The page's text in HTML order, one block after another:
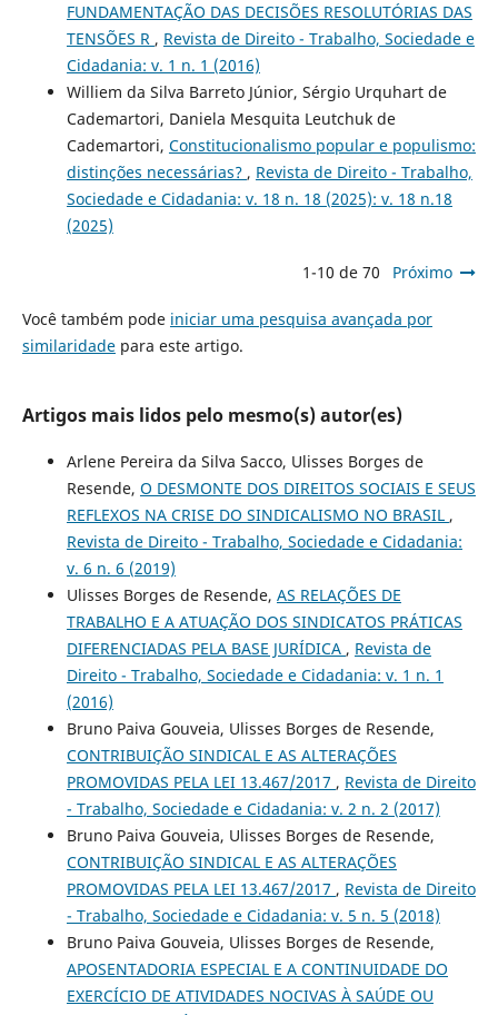
FUNDAMENTAÇÃO DAS DECISÕES RESOLUTÓRIAS DAS
TENSÕES R , Revista de Direito - Trabalho, Sociedade e
Cidadania: v. 1 n. 1 (2016)
Williem da Silva Barreto Júnior, Sérgio Urquhart de
Cademartori, Daniela Mesquita Leutchuk de
Cademartori, Constitucionalismo popular e populismo:
distinções necessárias? , Revista de Direito - Trabalho,
Sociedade e Cidadania: v. 18 n. 18 (2025): v. 18 n.18
(2025)
1-10 de 70 Próximo
Você também pode iniciar uma pesquisa avançada por
similaridadepara este artigo.
Artigos mais lidos pelo mesmo(s) autor(es)
Arlene Pereira da Silva Sacco, Ulisses Borges de
Resende, O DESMONTE DOS DIREITOS SOCIAIS E SEUS
REFLEXOS NA CRISE DO SINDICALISMO NO BRASIL ,
Revista de Direito - Trabalho, Sociedade e Cidadania:
v. 6 n. 6 (2019)
Ulisses Borges de Resende, AS RELAÇÕES DE
TRABALHO E A ATUAÇÃO DOS SINDICATOS PRÁTICAS
DIFERENCIADAS PELA BASE JURÍDICA , Revista de
Direito - Trabalho, Sociedade e Cidadania: v. 1 n. 1
(2016)
Bruno Paiva Gouveia, Ulisses Borges de Resende,
CONTRIBUIÇÃO SINDICAL E AS ALTERAÇÕES
PROMOVIDAS PELA LEI 13.467/2017 , Revista de Direito
- Trabalho, Sociedade e Cidadania: v. 2 n. 2 (2017)
Bruno Paiva Gouveia, Ulisses Borges de Resende,
CONTRIBUIÇÃO SINDICAL E AS ALTERAÇÕES
PROMOVIDAS PELA LEI 13.467/2017 , Revista de Direito
- Trabalho, Sociedade e Cidadania: v. 5 n. 5 (2018)
Bruno Paiva Gouveia, Ulisses Borges de Resende,
APOSENTADORIA ESPECIAL E A CONTINUIDADE DO
EXERCÍCIO DE ATIVIDADES NOCIVAS À SAÚDE OU